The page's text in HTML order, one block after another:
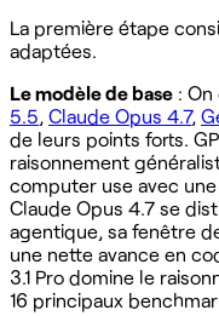
La première étape
adaptées.
Le modèle de base :
5.5, Claude Opus 4.7,
de leurs points forts.
raisonnement
computer use avec
Claude Opus 4.7 se
agentique, sa fenêtre
une nette avance en
3.1 Pro domine le
16 principaux